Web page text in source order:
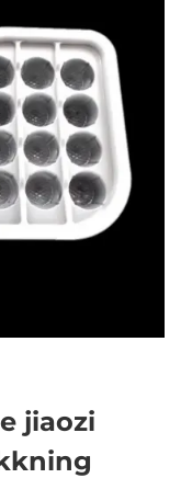
jiaozi